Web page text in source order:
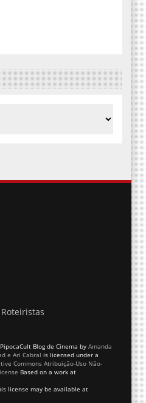
Roteiristas
Blog de Cinema by Amanda
e Ari Cabral is licensed under a
Commons Atribuição-Uso Não-
Based on a work at
license may be available at